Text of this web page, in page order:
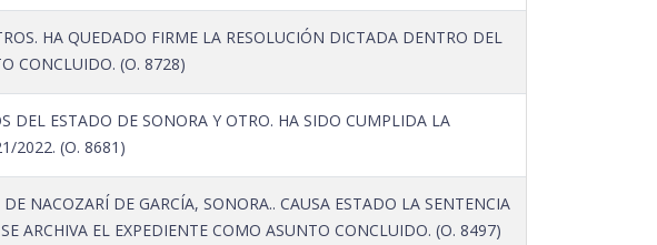
HA QUEDADO FIRME LA RESOLUCIÓN DICTADA DENTRO DEL
CONCLUIDO. (O. 8728)
DEL ESTADO DE SONORA Y OTRO. HA SIDO CUMPLIDA LA
2022. (O. 8681)
NACOZARÍ DE GARCÍA, SONORA.. CAUSA ESTADO LA SENTENCIA
ARCHIVA EL EXPEDIENTE COMO ASUNTO CONCLUIDO. (O. 8497)